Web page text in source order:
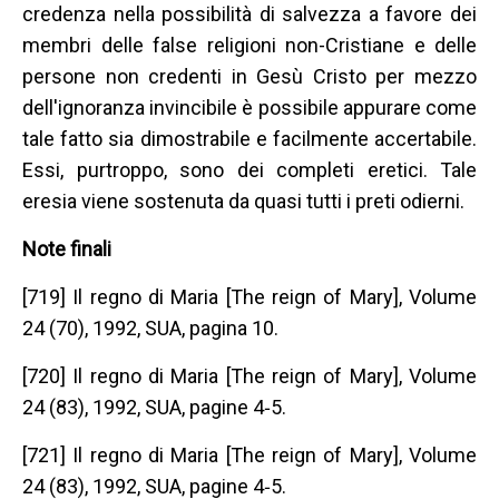
credenza nella possibilità di salvezza a favore dei
membri delle false religioni non-Cristiane e delle
persone non credenti in Gesù Cristo per mezzo
dell'ignoranza invincibile è possibile appurare come
tale fatto sia dimostrabile e facilmente accertabile.
Essi, purtroppo, sono dei completi eretici. Tale
eresia viene sostenuta da quasi tutti i preti odierni.
Note finali
[719] Il regno di Maria [The reign of Mary], Volume
24 (70), 1992, SUA, pagina 10.
[720] Il regno di Maria [The reign of Mary], Volume
24 (83), 1992, SUA, pagine 4‐5.
[721] Il regno di Maria [The reign of Mary], Volume
24 (83), 1992, SUA, pagine 4‐5.